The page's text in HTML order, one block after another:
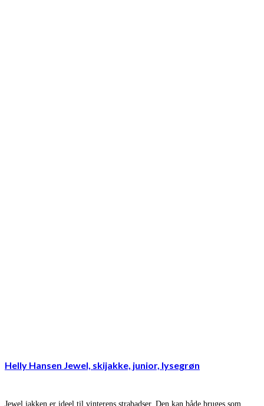
Helly Hansen Jewel, skijakke, junior, lysegrøn
Jewel jakken er ideel til vinterens strabadser. Den kan både bruges som